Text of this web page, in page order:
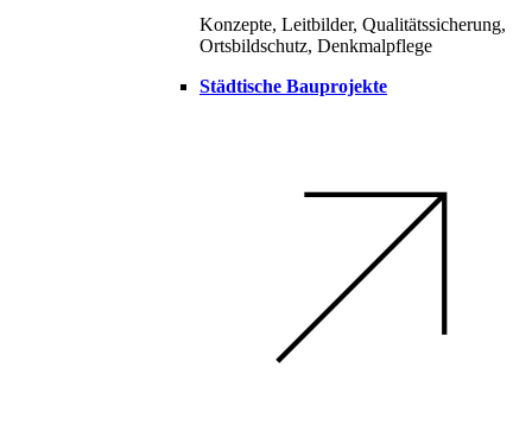
Konzepte, Leitbilder, Qualitätssicherung,
Ortsbildschutz, Denkmalpflege
Städtische Bauprojekte